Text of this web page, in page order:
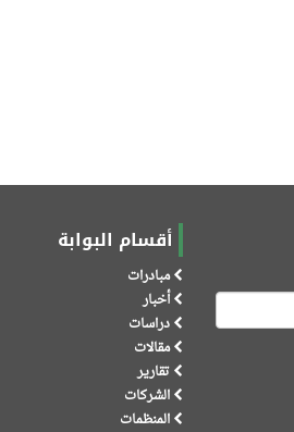
أقسام البوابة
مبادرات
أخبار
دراسات
مقالات
تقارير
الشركات
المنظمات